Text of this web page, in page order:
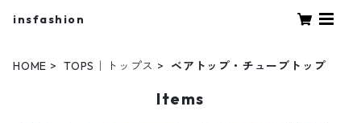
insfashion
HOME TOPS｜トップス ベアトップ・チューブトップ
Items